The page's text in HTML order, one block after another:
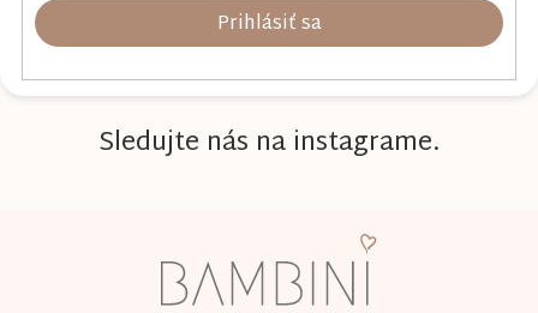
Prihlásiť sa
Sledujte nás na instagrame.